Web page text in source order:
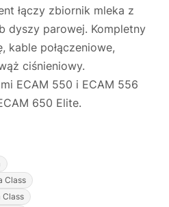
łączy zbiornik mleka z
dyszy parowej. Kompletny
kable połączeniowe,
ciśnieniowy.
ECAM 550 i ECAM 556
650 Elite.
Class
Class